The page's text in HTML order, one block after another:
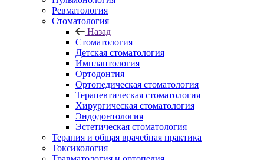
Ревматология
Стоматология
Назад
Стоматология
Детская стоматология
Имплантология
Ортодонтия
Ортопедическая стоматология
Терапевтическая стоматология
Хирургическая стоматология
Эндодонтология
Эстетическая стоматология
Терапия и общая врачебная практика
Токсикология